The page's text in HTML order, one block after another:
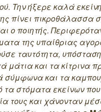
Την ήξερε καλά
πίνει πικροθάλασσα
ο ποιητής.
της υπαίθριας
ταυτότητα,
μάτια και τα κίτρινα
και τα
τα στόματα εκείνων
τους και χάνονταν